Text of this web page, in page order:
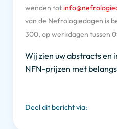
wenden tot
van de Nefrologiedagen is
300, op werkdagen tussen
Wij zien uw abstracts en
NFN-prijzen met
Deel dit bericht via: